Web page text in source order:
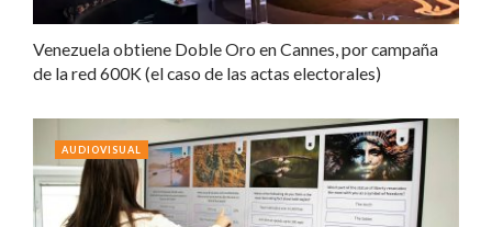
Venezuela obtiene Doble Oro en Cannes, por campaña
de la red 600K (el caso de las actas electorales)
AUDIOVISUAL